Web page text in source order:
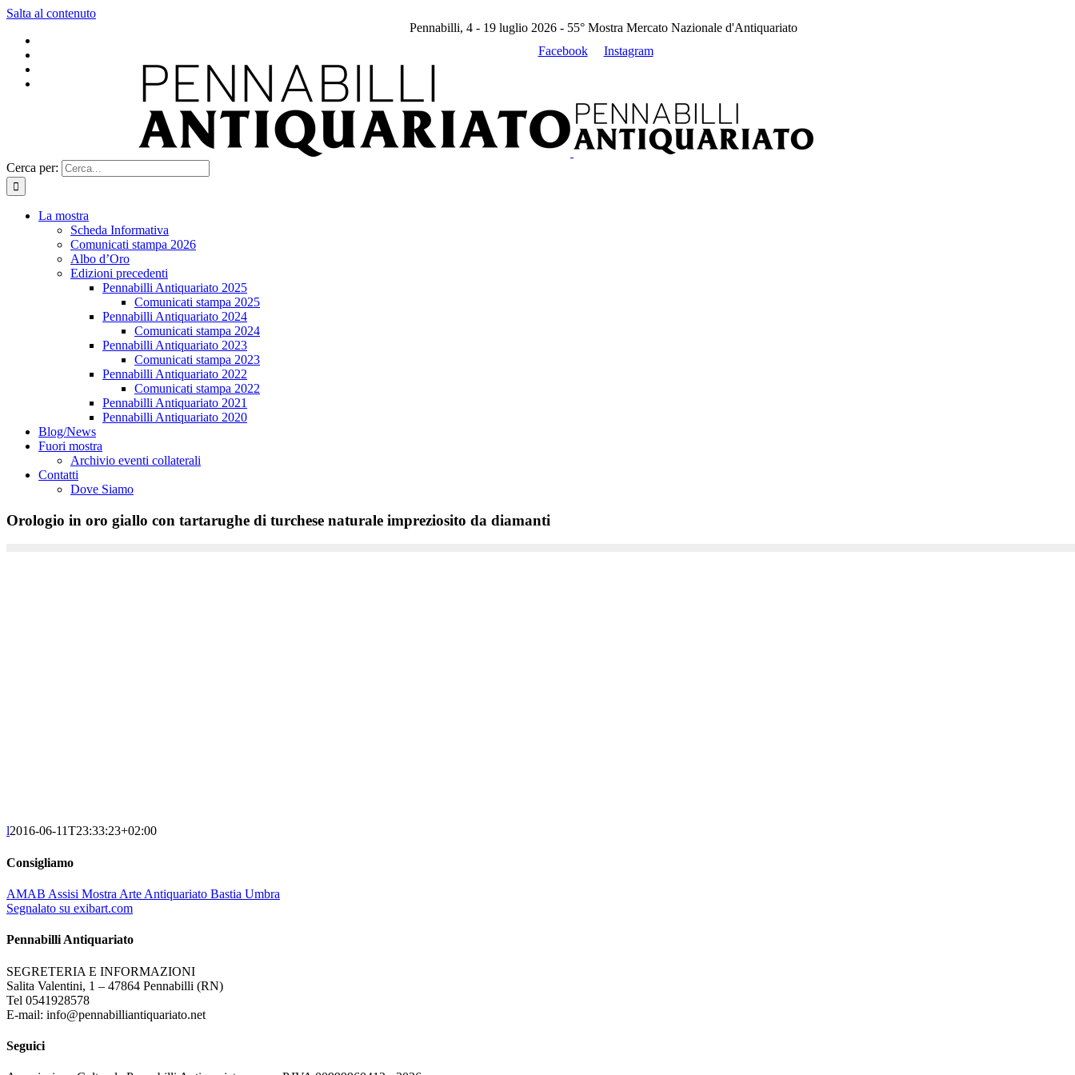
Salta al contenuto
Pennabilli, 4 - 19 luglio 2026 - 55° Mostra Mercato Nazionale d'Antiquariato
Facebook
Instagram
Cerca per:
La mostra
Scheda Informativa
Comunicati stampa 2026
Albo d’Oro
Edizioni precedenti
Pennabilli Antiquariato 2025
Comunicati stampa 2025
Pennabilli Antiquariato 2024
Comunicati stampa 2024
Pennabilli Antiquariato 2023
Comunicati stampa 2023
Pennabilli Antiquariato 2022
Comunicati stampa 2022
Pennabilli Antiquariato 2021
Pennabilli Antiquariato 2020
Blog/News
Fuori mostra
Archivio eventi collaterali
Contatti
Dove Siamo
Orologio in oro giallo con tartarughe di turchese naturale impreziosito da diamanti
l2016-06-11T23:33:23+02:00
Consigliamo
AMAB Assisi Mostra Arte Antiquariato Bastia Umbra
Segnalato su exibart.com
Pennabilli Antiquariato
SEGRETERIA E INFORMAZIONI
Salita Valentini, 1 – 47864 Pennabilli (RN)
Tel 0541928578
E-mail: info@pennabilliantiquariato.net
Seguici